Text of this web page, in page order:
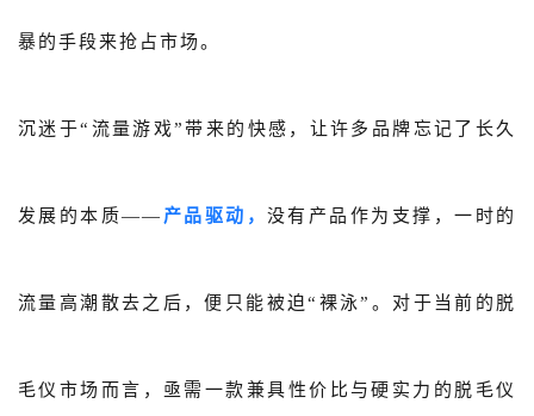
暴的手段来抢占市场。
沉迷于“流量游戏”带来的快感，让许多品牌忘记了长久
发展的本质—— 产品驱动，没有产品作为支撑，一时的
流量高潮散去之后，便只能被迫“裸泳”。对于当前的 脱
毛仪市场而言，亟需一款兼具性价比与硬实力的脱毛仪